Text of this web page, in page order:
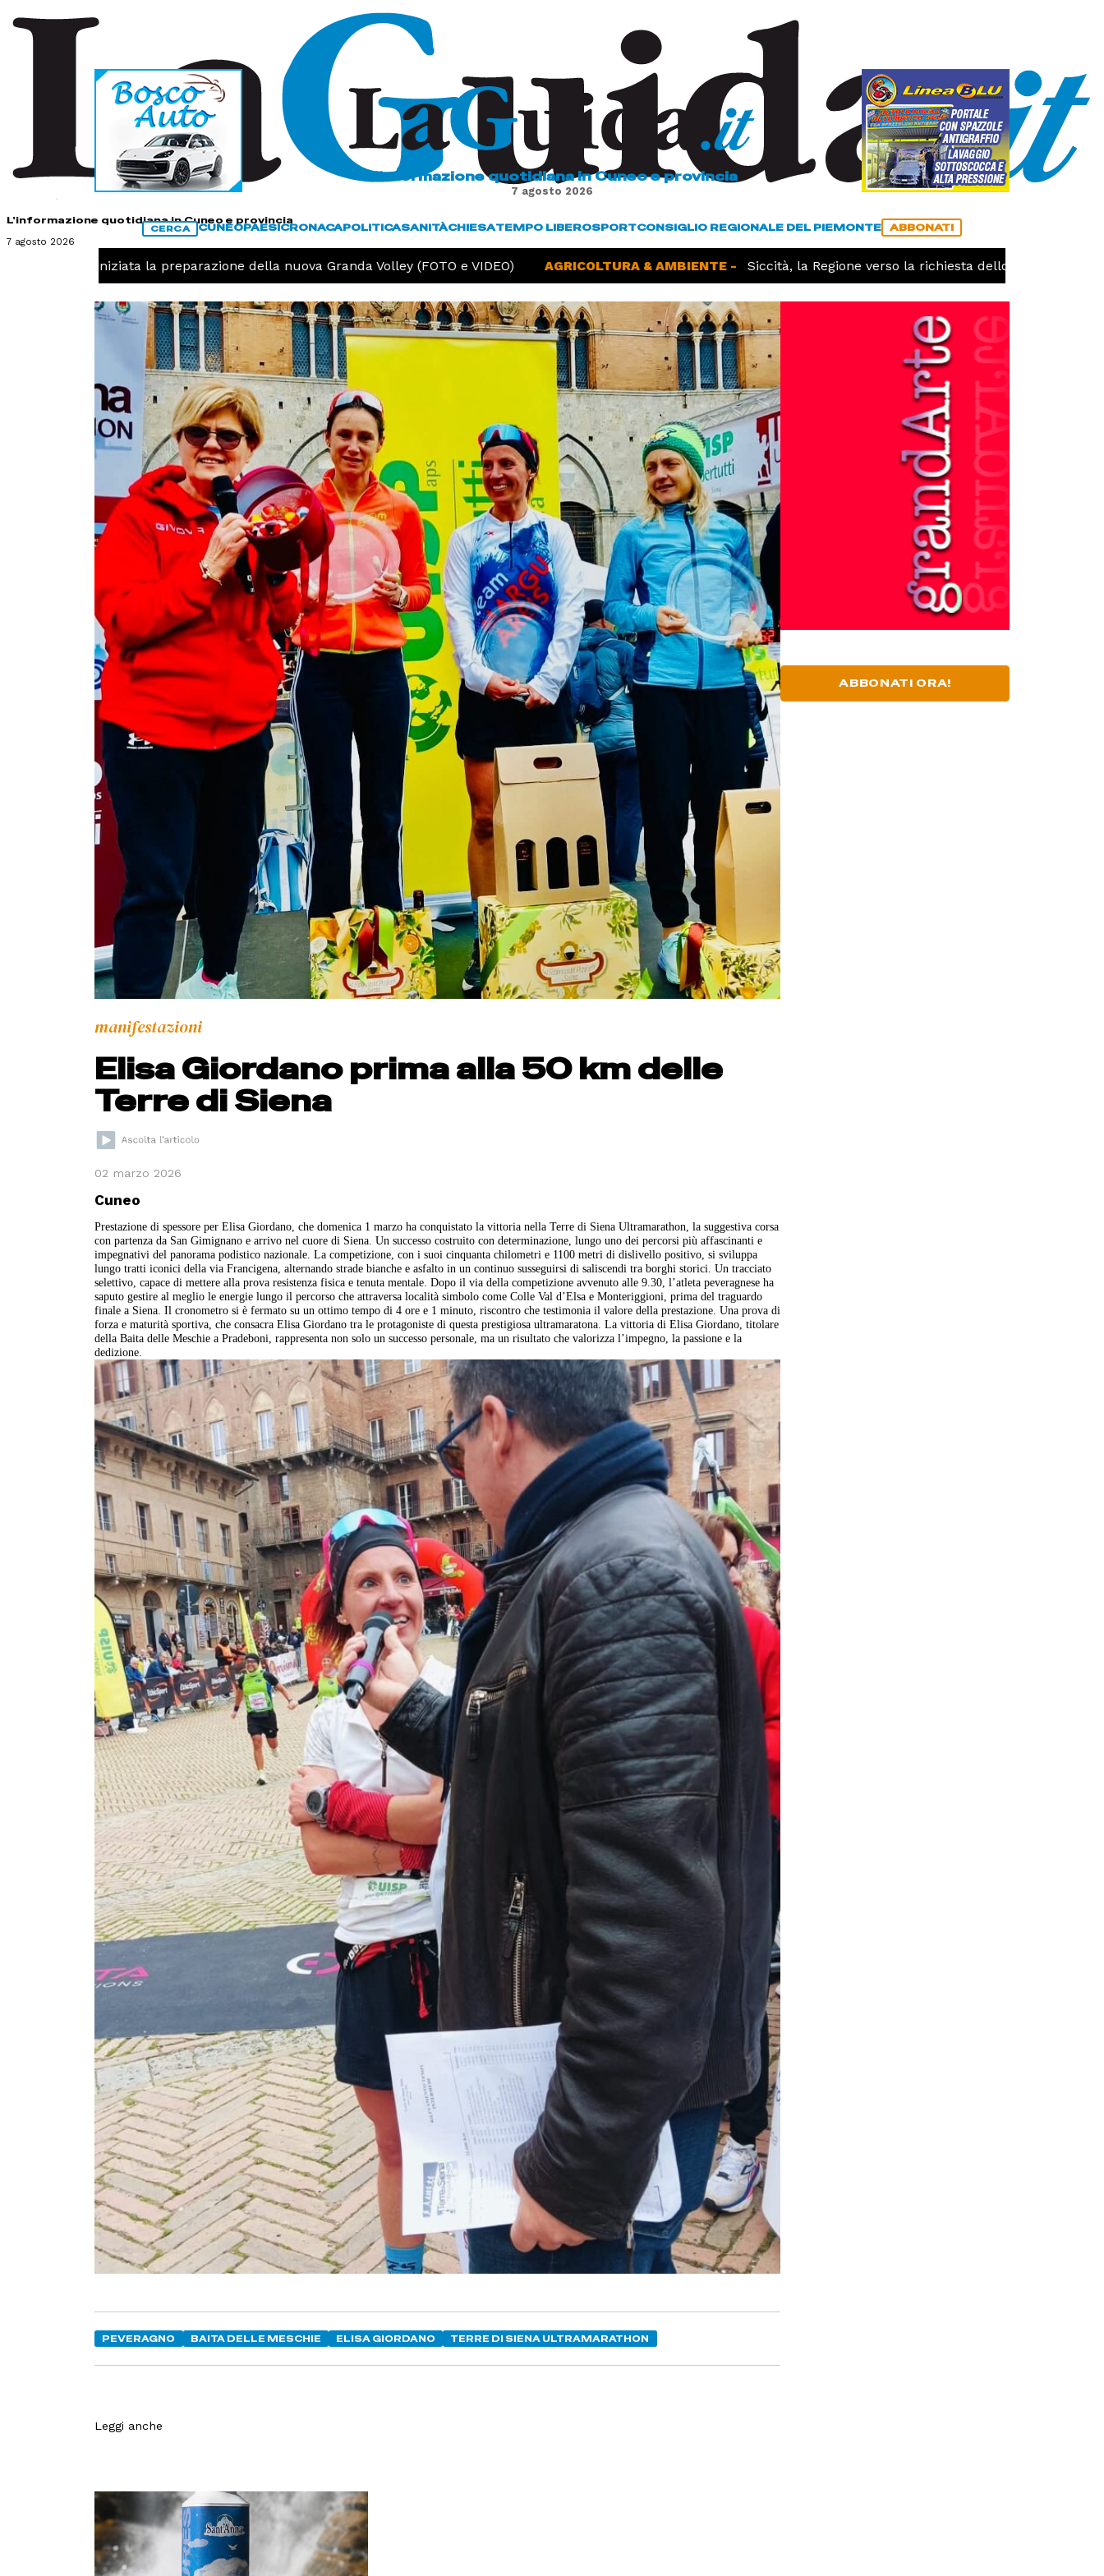
L'informazione quotidiana in Cuneo e provincia
7 agosto 2026
L'informazione quotidiana in Cuneo e provincia
7 agosto 2026
CERCA CUNEOPAESICRONACAPOLITICASANITÀCHIESATEMPO LIBEROSPORTCONSIGLIO REGIONALE DEL PIEMONTE ABBONATI
iniziata la preparazione della nuova Granda Volley (FOTO e VIDEO) AGRICOLTURA & AMBIENTE - Siccità, la Regione verso la richiesta dello stato di calamità
manifestazioni
Elisa Giordano prima alla 50 km delle
Terre di Siena
02 marzo 2026
Cuneo
Prestazione di spessore per Elisa Giordano, che domenica 1 marzo ha conquistato la vittoria nella Terre di Siena Ultramarathon, la suggestiva corsa
con partenza da San Gimignano e arrivo nel cuore di Siena. Un successo costruito con determinazione, lungo uno dei percorsi più affascinanti e
impegnativi del panorama podistico nazionale. La competizione, con i suoi cinquanta chilometri e 1100 metri di dislivello positivo, si sviluppa
lungo tratti iconici della via Francigena, alternando strade bianche e asfalto in un continuo susseguirsi di saliscendi tra borghi storici. Un tracciato
selettivo, capace di mettere alla prova resistenza fisica e tenuta mentale. Dopo il via della competizione avvenuto alle 9.30, l’atleta peveragnese ha
saputo gestire al meglio le energie lungo il percorso che attraversa località simbolo come Colle Val d’Elsa e Monteriggioni, prima del traguardo
finale a Siena. Il cronometro si è fermato su un ottimo tempo di 4 ore e 1 minuto, riscontro che testimonia il valore della prestazione. Una prova di
forza e maturità sportiva, che consacra Elisa Giordano tra le protagoniste di questa prestigiosa ultramaratona. La vittoria di Elisa Giordano, titolare
della Baita delle Meschie a Pradeboni, rappresenta non solo un successo personale, ma un risultato che valorizza l’impegno, la passione e la
dedizione.
PEVERAGNO BAITA DELLE MESCHIE ELISA GIORDANO TERRE DI SIENA ULTRAMARATHON
ABBONATI ORA!
Leggi anche